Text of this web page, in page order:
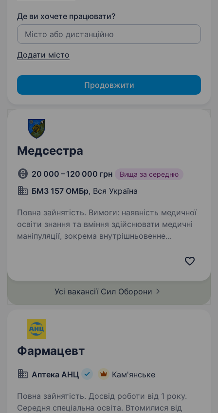
Де ви хочете працювати?
Додати місто
Продовжити
Медсестра
20 000 – 120 000 грн Вища за середню
БМЗ 157 ОМБр, Вся Україна
Повна зайнятість. Вимоги: наявність медичної
освіти знання та вміння здійснювати медичні
маніпуляції, зокрема внутрішньовенне
Усі вакансії Сил Оборони
Фармацевт
Аптека АНЦ Кам'янське
Повна зайнятість. Досвід роботи від 1 року.
Середня спеціальна освіта. Втомилися від